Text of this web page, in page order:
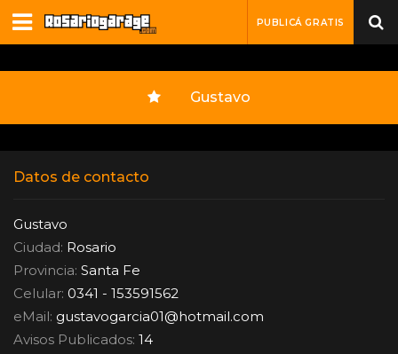
PUBLICÁ GRATIS
Gustavo
Datos de contacto
Gustavo
Ciudad: Rosario
Provincia: Santa Fe
Celular: 0341 - 153591562
eMail: gustavogarcia01@hotmail.com
Avisos Publicados: 14